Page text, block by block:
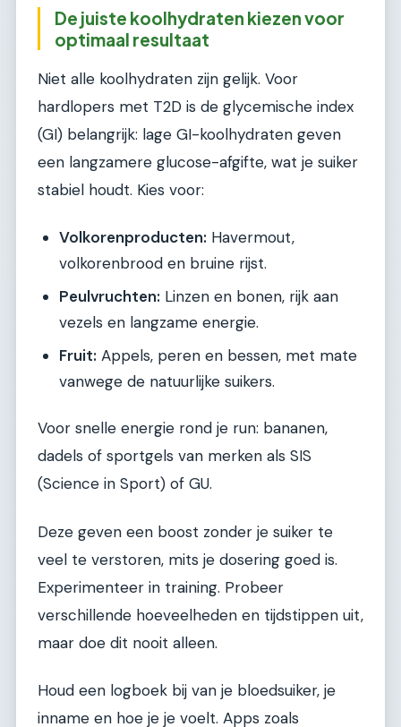
De juiste koolhydraten kiezen voor
optimaal resultaat
Niet alle koolhydraten zijn gelijk. Voor
hardlopers met T2D is de glycemische index
(GI) belangrijk: lage GI-koolhydraten geven
een langzamere glucose-afgifte, wat je suiker
stabiel houdt. Kies voor:
Volkorenproducten: Havermout,
volkorenbrood en bruine rijst.
Peulvruchten: Linzen en bonen, rijk aan
vezels en langzame energie.
Fruit: Appels, peren en bessen, met mate
vanwege de natuurlijke suikers.
Voor snelle energie rond je run: bananen,
dadels of sportgels van merken als SIS
(Science in Sport) of GU.
Deze geven een boost zonder je suiker te
veel te verstoren, mits je dosering goed is.
Experimenteer in training. Probeer
verschillende hoeveelheden en tijdstippen uit,
maar doe dit nooit alleen.
Houd een logboek bij van je bloedsuiker, je
inname en hoe je je voelt. Apps zoals